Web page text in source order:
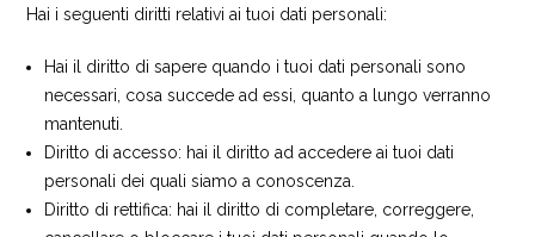
Hai i seguenti diritti relativi ai tuoi dati personali:
Hai il diritto di sapere quando i tuoi dati personali sono
necessari, cosa succede ad essi, quanto a lungo verranno
mantenuti.
Diritto di accesso: hai il diritto ad accedere ai tuoi dati
personali dei quali siamo a conoscenza.
Diritto di rettifica: hai il diritto di completare, correggere,